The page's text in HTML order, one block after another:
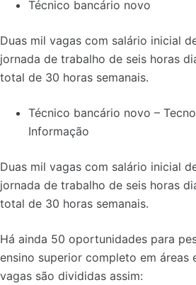
Técnico bancário novo
Duas mil vagas com salário inicial
jornada de trabalho de seis horas
total de 30 horas semanais.
Técnico bancário novo –
Informação
Duas mil vagas com salário inicial
jornada de trabalho de seis horas
total de 30 horas semanais.
Há ainda 50 oportunidades para
ensino superior completo em áreas
vagas são divididas assim: